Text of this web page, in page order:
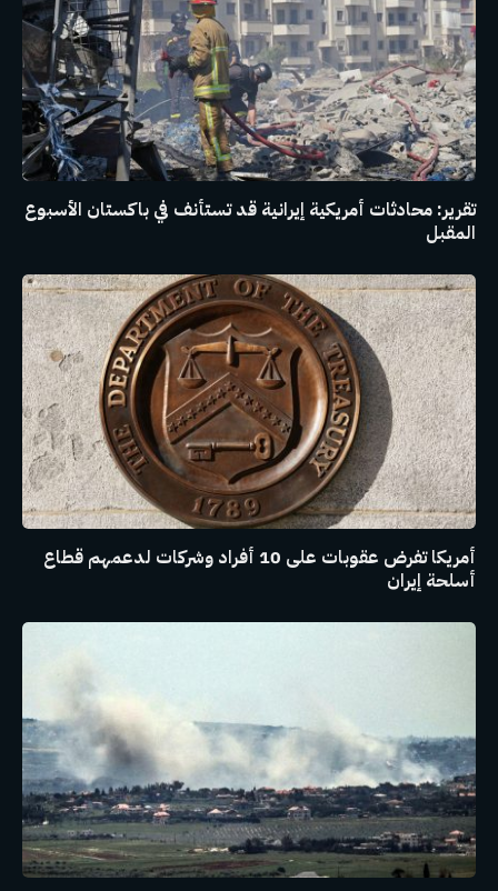
تقرير: محادثات أمريكية إيرانية قد تستأنف في باكستان الأسبوع
المقبل
أمريكا تفرض عقوبات على 10 أفراد وشركات لدعمهم قطاع
أسلحة إيران